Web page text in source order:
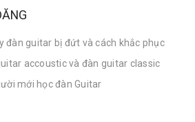
đàn guitar bị đứt và cách khắc phục
accoustic và đàn guitar classic
mới học đàn Guitar